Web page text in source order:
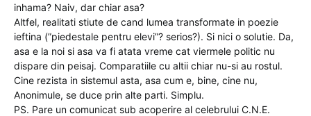
inhama? Naiv, dar chiar asa?
Altfel, realitati stiute de cand lumea transformate in poezie
ieftina (”piedestale pentru elevi”? serios?). Si nici o solutie. Da,
asa e la noi si asa va fi atata vreme cat viermele politic nu
dispare din peisaj. Comparatiile cu altii chiar nu-si au rostul.
Cine rezista in sistemul asta, asa cum e, bine, cine nu,
Anonimule, se duce prin alte parti. Simplu.
PS. Pare un comunicat sub acoperire al celebrului C.N.E.